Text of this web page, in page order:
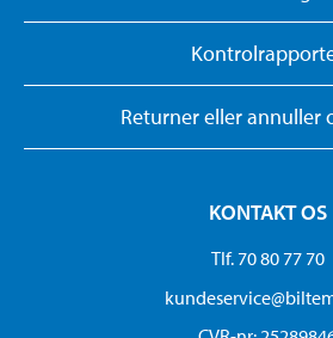
Returner eller annuller
KONTAKT OS
Tlf. 70 80 77 70